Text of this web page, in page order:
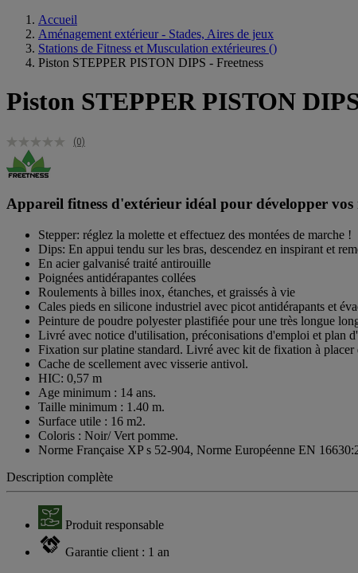
Accueil
Aménagement extérieur - Stades, Aires de jeux
Stations de Fitness et Musculation extérieures ()
Piston STEPPER PISTON DIPS - Freetness
Piston STEPPER PISTON
(0)
Appareil fitness d'extérieur idéal pour développer vos
Stepper: réglez la molette et effectuez des montées de marche !
Dips: En appui tendu sur les bras, descendez en inspirant et
En acier galvanisé traité antirouille
Poignées antidérapantes collées
Roulements à billes inox, étanches, et graissés à vie
Cales pieds en silicone industriel avec picot antidérapants et
Peinture de poudre polyester plastifiée pour une très longue
Livré avec notice d'utilisation, préconisations d'emploi et plan
Fixation sur platine standard. Livré avec kit de fixation à placer
Cache de scellement avec visserie antivol.
HIC: 0,57 m
Age minimum : 14 ans.
Taille minimum : 1.40 m.
Surface utile : 16 m2.
Coloris : Noir/ Vert pomme.
Norme Française XP s 52-904, Norme Européenne EN
Description complète
Produit responsable
Garantie client : 1 an